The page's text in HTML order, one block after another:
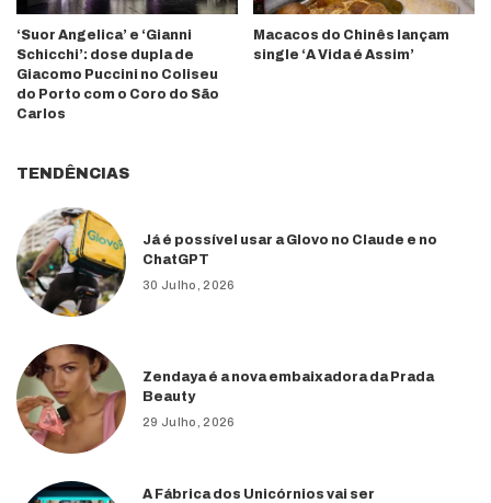
‘Suor Angelica’ e ‘Gianni
Schicchi’: dose dupla de
Giacomo Puccini no Coliseu
do Porto com o Coro do São
Carlos
Macacos do Chinês lançam
single ‘A Vida é Assim’
TENDÊNCIAS
Já é possível usar a Glovo no Claude e no
ChatGPT
30 Julho, 2026
Zendaya é a nova embaixadora da Prada
Beauty
29 Julho, 2026
A Fábrica dos Unicórnios vai ser